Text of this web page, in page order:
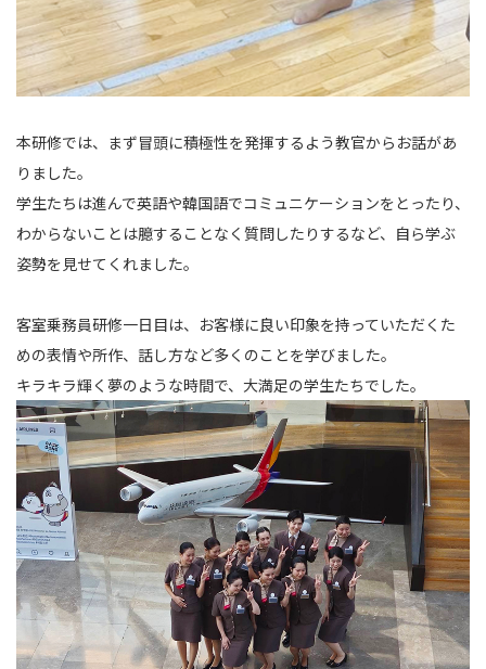
本研修では、まず冒頭に積極性を発揮するよう教官からお話があ
りました。
学生たちは進んで英語や韓国語でコミュニケーションをとったり、
わからないことは臆することなく質問したりするなど、自ら学ぶ
姿勢を見せてくれました。
客室乗務員研修一日目は、お客様に良い印象を持っていただくた
めの表情や所作、話し方など多くのことを学びました。
キラキラ輝く夢のような時間で、大満足の学生たちでした。